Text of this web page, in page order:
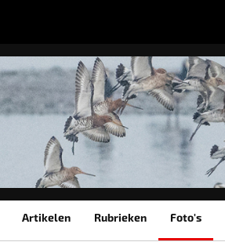
Artikelen Rubrieken Foto's